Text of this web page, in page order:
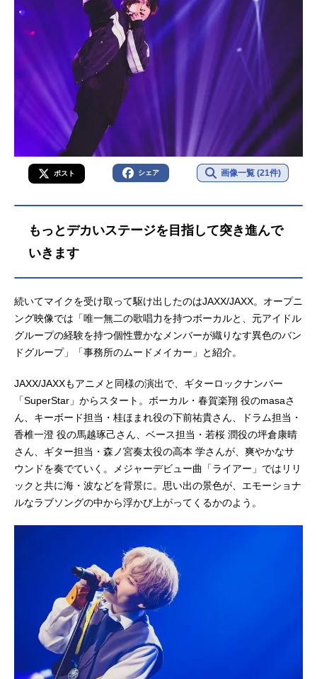
ポスト シェア 画像一覧 (21件)
もっとデカいステージを目指して突き進んで
いきます
続いてマイクを受け取って駆け出したのはJAXX/JAXX。オープニ
ング映像では「唯一無二の歌唱力を持つボーカルと、元アイドル
グループの経験を持つ個性豊かなメンバーが織りなす異色のバン
ドグループ」「事務所のムードメイカー」と紹介。
JAXX/JAXXもアニメと同様の演出で、ギターロックナンバー
「SuperStar」からスタート。ボーカル・春賀楽翔 役のmasaさ
ん、キーボード担当・桂ほまれ役の下前祐貴さん、ドラム担当・
香椎一澄 役の馬越琢己さん、ベース担当・若桜 潤役の坪倉康晴
さん、ギター担当・森ノ宮奏太役の高本 学さんが、爽やかなサ
ウンドを奏でていく。メジャーデビュー曲「ライアー」ではリリ
ックと共に海・波などを背景に。思い出の景色が、エモーショナ
ルなラブソングの中から浮かび上がってくるかのよう。